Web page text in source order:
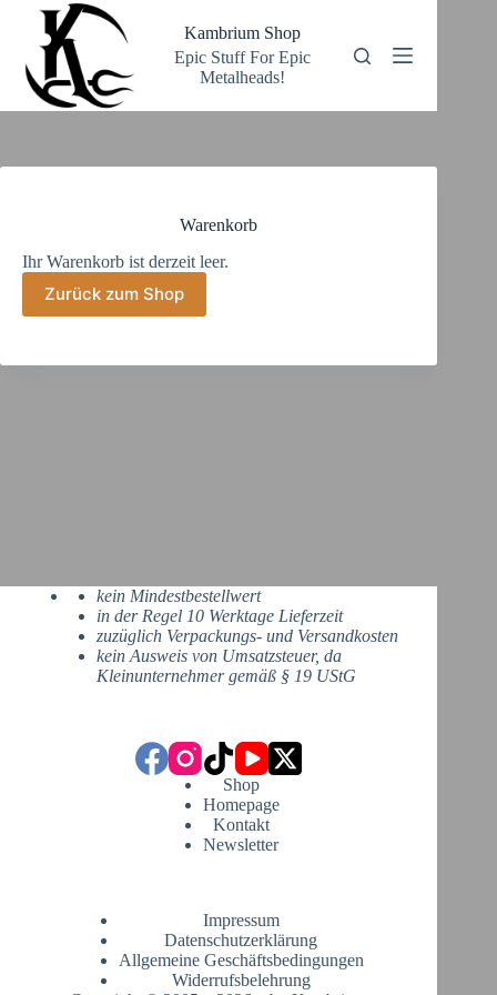
springen
Kambrium Shop
Epic Stuff For Epic
Metalheads!
Warenkorb
Ihr Warenkorb ist derzeit leer.
Zurück zum Shop
kein Mindestbestellwert
in der Regel 10 Werktage Lieferzeit
zuzüglich Verpackungs- und Versandkosten
kein Ausweis von Umsatzsteuer, da
Kleinunternehmer gemäß § 19 UStG
Shop
Homepage
Kontakt
Newsletter
Impressum
Datenschutzerklärung
Allgemeine Geschäftsbedingungen
Widerrufsbelehrung